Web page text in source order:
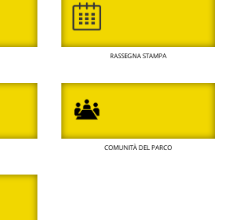
RASSEGNA STAMPA
COMUNITÀ DEL PARCO